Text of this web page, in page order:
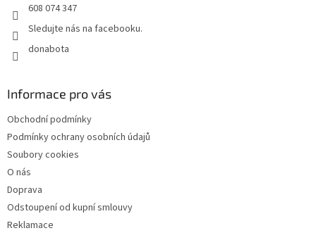
608 074 347
Sledujte nás na facebooku.
donabota
Informace pro vás
Obchodní podmínky
Podmínky ochrany osobních údajů
Soubory cookies
O nás
Doprava
Odstoupení od kupní smlouvy
Reklamace